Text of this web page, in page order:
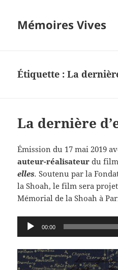
Mémoires Vives
Étiquette :La
La dernière
Émission du 17 mai 2019
auteur-réalisateurdu
elles. Soutenu par la
la Shoah, le film sera
Mémorial de la Shoah à
Lecteur
audio
00:00